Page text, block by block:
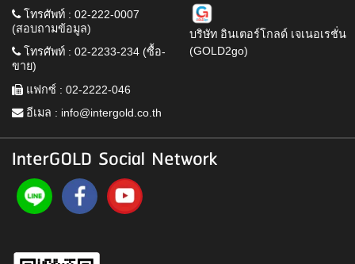
โทรศัพท์ : 02-222-0007
(สอบถามข้อมูล)
โทรศัพท์ : 02-2233-234 (ซื้อ-
ขาย)
แฟกซ์ : 02-2222-046
อีเมล : info@intergold.co.th
บริษัท อินเตอร์โกลด์ เจเนอเรชั่น
(GOLD2go)
InterGOLD Social Network